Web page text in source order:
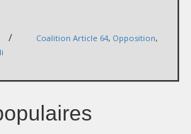
/ Coalition Article 64, Opposition,